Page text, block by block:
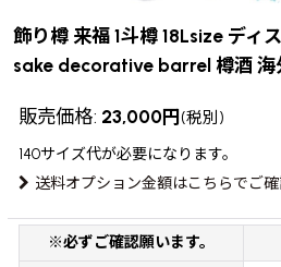
飾り樽 来福 1斗樽 18Lsize ディ
sake decorative barrel 樽酒 海
販売価格: 23,000 円 (税別)
140サイズ代が必要になります。
送料オプション金額はこちらでご確
※必ずご確認願います。